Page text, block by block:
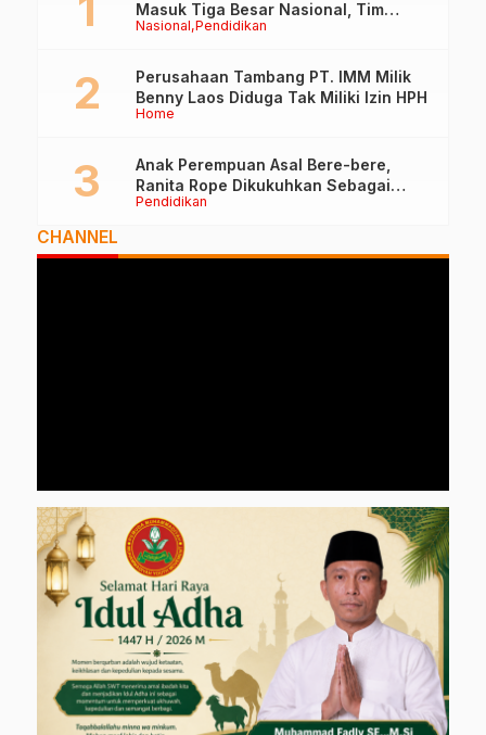
Nasional Pendidikan
Masuk Tiga Besar Nasional, Tim
Penilai Lakukan Visitasi di Ternate
Home
Perusahaan Tambang PT. IMM Milik
Benny Laos Diduga Tak Miliki Izin HPH
Pendidikan
Anak Perempuan Asal Bere-bere,
Ranita Rope Dikukuhkan Sebagai
Guru Besar dan Rektor Ummu
CHANNEL